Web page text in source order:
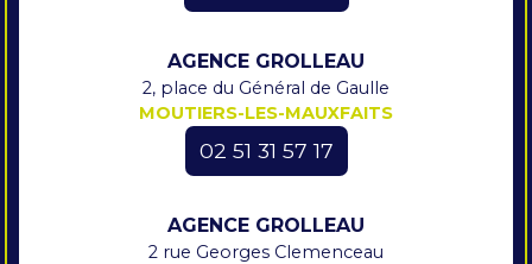
AGENCE GROLLEAU
2, place du Général de Gaulle
MOUTIERS-LES-MAUXFAITS
02 51 31 57 17
AGENCE GROLLEAU
2 rue Georges Clemenceau